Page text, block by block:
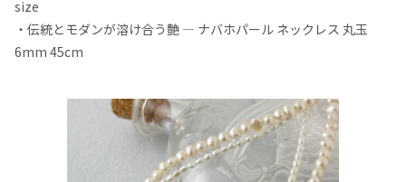
size
・伝統とモダンが溶け合う艶 — ナバホパール ネックレス 丸玉
6mm 45cm